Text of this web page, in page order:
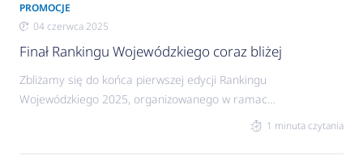
PROMOCJE
04 czerwca 2025
Finał Rankingu Wojewódzkiego coraz bliżej
Zbliżamy się do końca pierwszej edycji Rankingu
Wojewódzkiego 2025, organizowanego w ramach
miejsce na podium w swoim województwie i
1 minuta czytania